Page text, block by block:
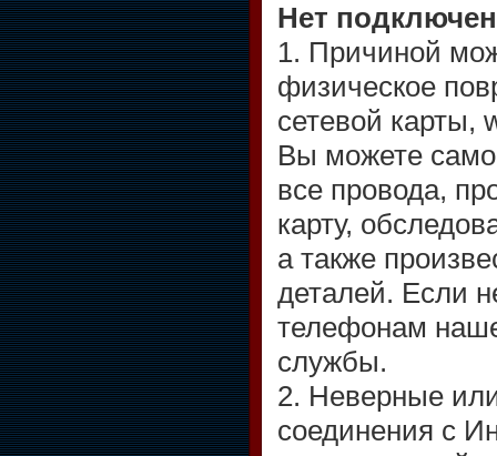
Нет
1. Причиной
физическое
сетевой карты,
Вы можете
все провода,
карту,
а также
деталей. Если
телефонам
службы.
2. Неверные
соединения с